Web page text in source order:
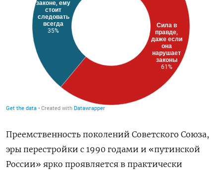
Преемственность поколений Советского Союза,
эры перестройки с 1990 годами и «путинской
России» ярко проявляется в практически